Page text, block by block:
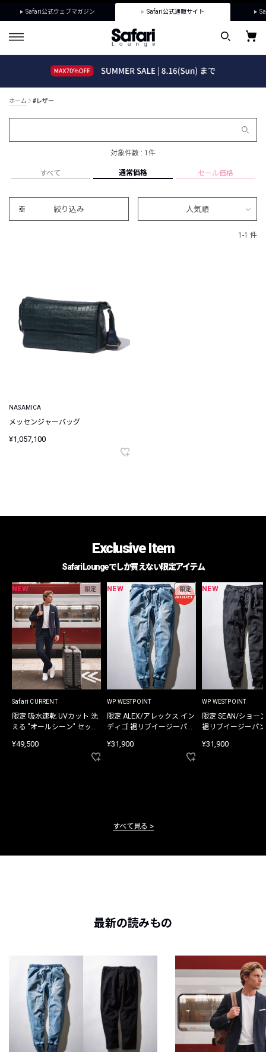
Safari公式ウェブマガジン Safari公式通販サイト
ホーム #レザー
対象件数 : 1件
すべて 通常価格 セール価格
絞り込み 人気順
1-1 件
NASAMICA
メッセンジャーバッグ
¥1,057,100
Exclusive Item
Safari Loungeでしか買えない限定アイテム
NEW 限定
Safari CURRENT
限定 吸水速乾 UVカット 洗
える "オールシーン" セット
¥49,500
NEW 限定
WP WESTPOINT
限定 ALEX/アレックス イン
ディゴ 裾リブイージーパン
¥31,900
NEW
WP WESTPOINT
限定 SEAN/ショー
裾リブイージーパ
¥31,900
すべて見る
最新の読みもの